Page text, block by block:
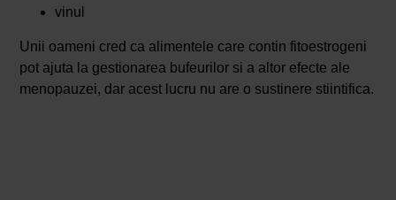
vinul
Unii oameni cred ca alimentele care contin fitoestrogeni
pot ajuta la gestionarea bufeurilor si a altor efecte ale
menopauzei, dar acest lucru nu are o sustinere stiintifica.